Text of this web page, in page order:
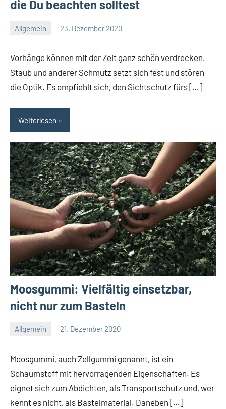
die Du beachten solltest
Allgemein 23. Dezember 2020
Redaktion
Keine
Vorhänge können mit der Zeit ganz schön verdrecken.
Staub und anderer Schmutz setzt sich fest und stören
die Optik. Es empfiehlt sich, den Sichtschutz fürs […]
Weiterlesen
Moosgummi: Vielfältig einsetzbar,
nicht nur zum Basteln
Allgemein 21. Dezember 2020
Redaktion
Keine
Moosgummi, auch Zellgummi genannt, ist ein
Schaumstoff mit hervorragenden Eigenschaften. Es
eignet sich zum Abdichten, als Transportschutz und, wer
kennt es nicht, als Bastelmaterial. Daneben […]